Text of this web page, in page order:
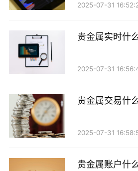
黄金是最为人熟知的贵金属之
银则在工业领域应用广泛，尤其
中。铂金和钯金主要用于汽车催化
“中收”是一个较为专业的金融
某个特定的市场中，投资者通过中
属市场中，投资者通过某种方式进
2025-07-31
贵金属实时什
2025-07-31
贵金属交易什
2025-07-31
贵金属账户什